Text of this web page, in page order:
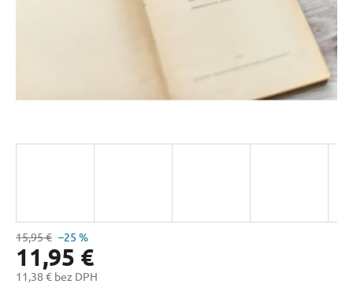
15,95 € –25 %
11,95 €
11,38 € bez DPH